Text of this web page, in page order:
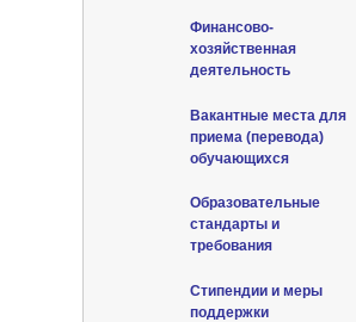
Финансово-
хозяйственная
деятельность
Вакантные места для
приема (перевода)
обучающихся
Образовательные
стандарты и
требования
Стипендии и меры
поддержки